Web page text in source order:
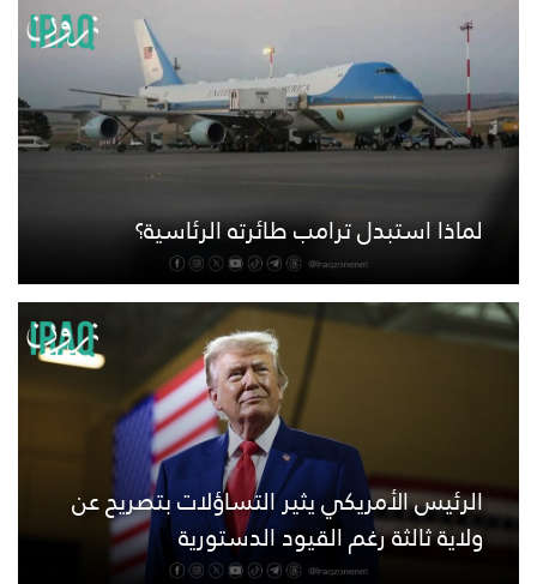
لماذا استبدل ترامب طائرته الرئاسية؟
الرئيس الأمريكي يثير التساؤلات بتصريح عن
ولاية ثالثة رغم القيود الدستورية